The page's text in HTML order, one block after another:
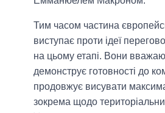
Тим часом частина
виступає проти ідеї
на цьому етапі. Вони
демонструє готовності до
продовжує висувати
зокрема щодо